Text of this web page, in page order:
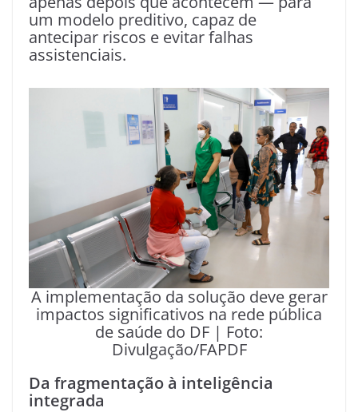
um modelo preditivo, capaz de
antecipar riscos e evitar falhas
assistenciais.
A implementação da solução deve gerar
impactos significativos na rede pública
de saúde do DF | Foto:
Divulgação/FAPDF
Da fragmentação à inteligência
integrada